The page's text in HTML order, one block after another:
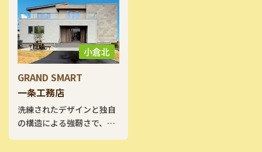
小倉北
GRAND SMART
一条工務店
洗練されたデザインと独自
の構造による強靭さで、強